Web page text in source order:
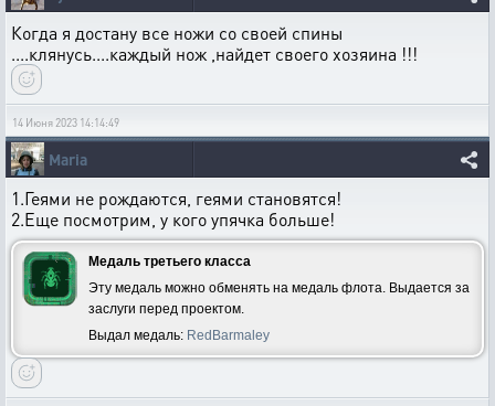
Когда я достану все ножи со своей спины
....клянусь....каждый нож ,найдет своего хозяина !!!
14 Июня 2023 14:14:49
Maria
1.Геями не рождаются, геями становятся!
2.Еще посмотрим, у кого упячка больше!
Медаль третьего класса
Эту медаль можно обменять на медаль флота. Выдается за
заслуги перед проектом.
Выдал медаль: RedBarmaley